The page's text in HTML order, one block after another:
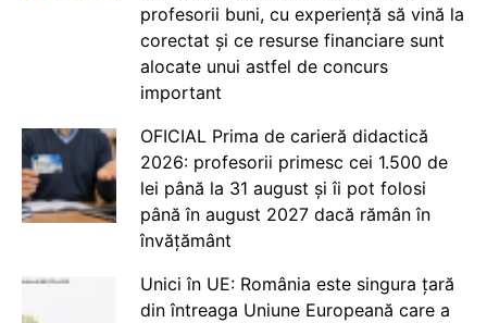
profesorii buni, cu experiență să vină la
corectat și ce resurse financiare sunt
alocate unui astfel de concurs
important
OFICIAL Prima de carieră didactică
2026: profesorii primesc cei 1.500 de
lei până la 31 august și îi pot folosi
până în august 2027 dacă rămân în
învățământ
Unici în UE: România este singura țară
din întreaga Uniune Europeană care a